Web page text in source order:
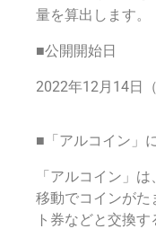
量を算出します。
■公開開始日
2022年12月14日（
■「アルコイン」
「アルコイン」
移動でコインがた
ト券などと交換